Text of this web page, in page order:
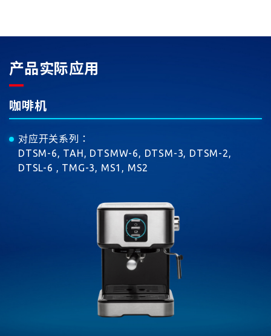
产品实际应用
咖啡机
对应开关系列
：
DTSM-6, TAH, DTSMW-6, DTSM-3, DTSM-2,
DTSL-6 , TMG-3, MS1, MS2